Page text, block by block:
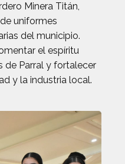
Minera Titán,
uniformes
del municipio.
el espíritu
de Parral y fortalecer
y la industria local.